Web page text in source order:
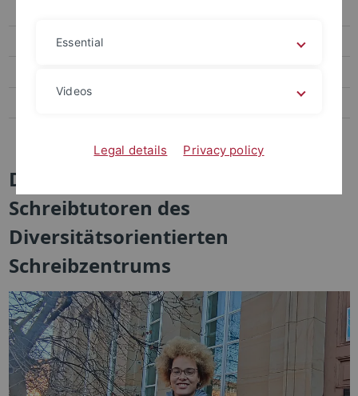
Digitale Kompetenzen
Die Schreibtutorinnen und
Schreibtutoren des
Diversitätsorientierten
Schreibzentrums
Essential
Videos
Legal details Privacy policy